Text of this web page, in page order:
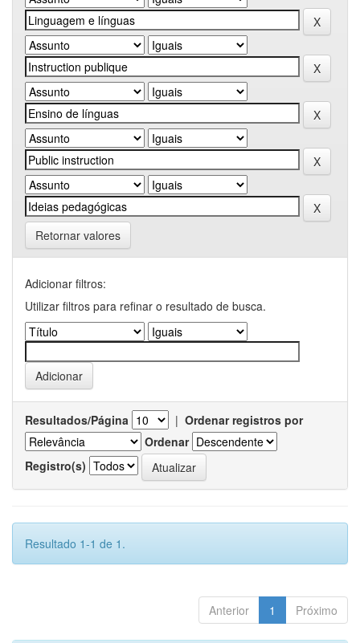
Retornar valores
Adicionar filtros:
Utilizar filtros para refinar o resultado de busca.
Resultados/Página | Ordenar registros por
Ordenar
Registro(s)
Resultado 1-1 de 1.
Anterior 1 Próximo